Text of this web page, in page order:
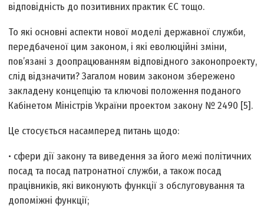
відповідність до позитивних практик ЄС тощо.
То які основні аспекти нової моделі державної служби,
передбаченої цим законом, і які еволюційні зміни,
пов’язані з доопрацюванням відповідного законопроекту,
слід відзначити? Загалом новим законом збережено
закладену концепцію та ключові положення поданого
Кабінетом Міністрів України проектом закону № 2490 [5].
Це стосується насамперед питань щодо:
• сфери дії закону та виведення за його межі політичних
посад та посад патронатної служби, а також посад
працівників, які виконують функції з обслуговування та
допоміжні функції;